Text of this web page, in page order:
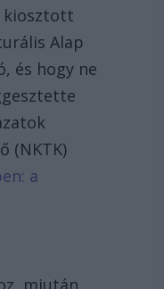
kiosztott
Alap
és hogy ne
(NKTK)
a